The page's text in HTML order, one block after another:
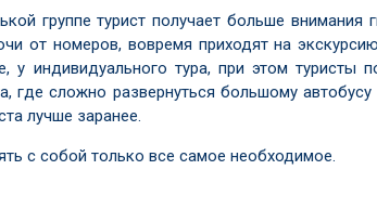
группе турист получает больше внимания
от номеров, вовремя приходят на
у индивидуального тура, при этом туристы
сложно развернуться большому
лучше заранее.
с собой только все самое необходимое.